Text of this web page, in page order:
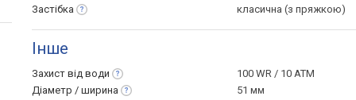
Застібка
класична (з пряжкою)
Інше
Захист від води
100 WR / 10 ATM
Діаметр / ширина
51 мм